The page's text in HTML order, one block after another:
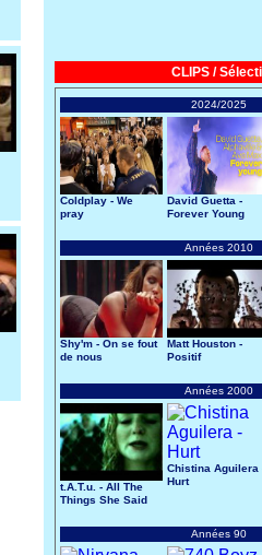
CLIPS /
2024/2025
Coldplay - We
pray
David Guetta -
Forever Young
Années 2010
Shy'm - On se fout
de nous
Matt Houston -
Positif
Années 2000
t.A.T.u. - All The
Things She Said
Chistina Aguilera
Hurt
Années 90